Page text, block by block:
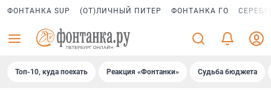
ФОНТАНКА SUP (ОТ)ЛИЧНЫЙ ПИТЕР ФОНТАНКА ГО
Топ-10, куда поехать Реакция «Фонтанки» Судьба бюджета